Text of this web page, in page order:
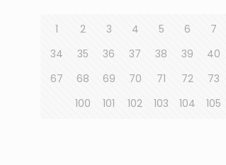
1 2 3 4 5 6 7
34
35 36 37 38 39 40
67
68 69 70 71 72 73
100
101 102 103 104 105